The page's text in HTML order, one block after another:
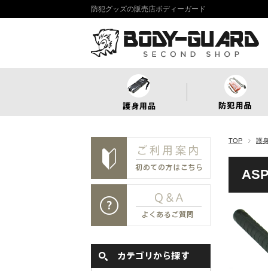
防犯グッズの販売店ボディーガード
TOP 護